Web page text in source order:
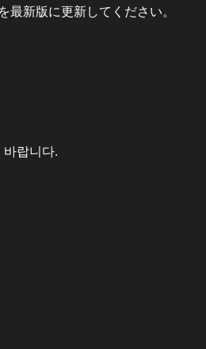
新版に更新してください。
랍니다.